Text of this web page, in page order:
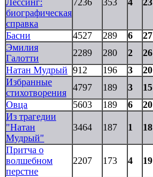
биографическая
справка
Басни 4527 289 6 27
Эмилия
Галотти
2289 280 2 26
Натан Мудрый 912 196 3 20
Избранные
стихотворения
4797 189 3 15
Овца
5603 189 6 20
Из трагедии
"Натан
Мудрый"
3464 187 1 18
Притча о
волшебном
перстне
2207 173 4 19